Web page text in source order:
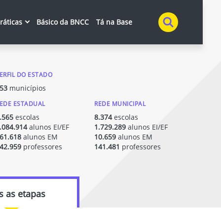
Básico da BNCC Tá na Base Buscar
DO ESTADO
municípios
ESTADUAL
escolas
alunos EI/EF
alunos EM
professores
REDE MUNICIPAL
8.374escolas
1.729.289 alunos EI/EF
10.659 alunos EM
141.481 professores
as etapas